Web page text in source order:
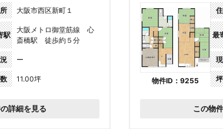
大阪市西区新町１
駅
大阪メトロ御堂筋線 心
斎橋駅 徒歩約５分
ー
11.00坪
詳細を見る
物件ID：9255
最
この物